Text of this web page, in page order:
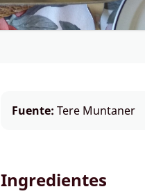
Fuente: Tere Muntaner
Ingredientes